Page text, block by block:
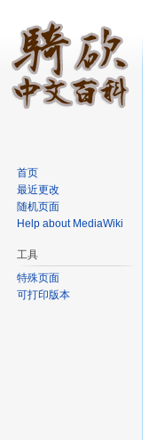
首页
最近更改
随机页面
Help about MediaWiki
工具
特殊页面
可打印版本